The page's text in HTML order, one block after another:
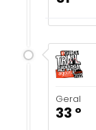
Geral
33 º